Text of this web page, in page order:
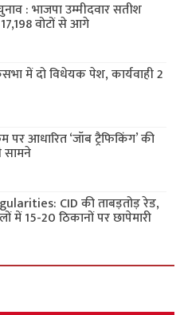
: भाजपा उम्मीदवार सतीश
वोटों से आगे
में दो विधेयक पेश, कार्यवाही 2
आधारित ‘जॉब ट्रैफिकिंग’ की
CID की ताबड़तोड़ रेड,
में 15-20 ठिकानों पर छापेमारी